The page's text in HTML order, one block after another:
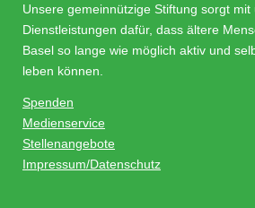
Unsere gemeinnützige Stiftung sorgt mit
Dienstleistungen dafür, dass ältere
Basel so lange wie möglich aktiv und
leben können.
Spenden
Medienservice
Stellenangebote
Impressum/Datenschutz